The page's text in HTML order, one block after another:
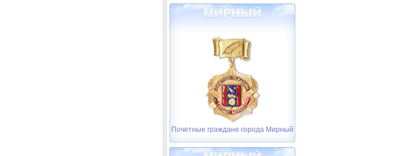
Почетные граждане города Мирный